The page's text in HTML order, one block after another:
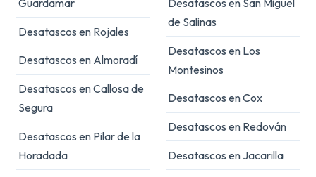
Desatascos en Rojales
Desatascos en Almoradí
Desatascos en Callosa de
Segura
Desatascos en Pilar de la
Horadada
de Salinas
Desatascos en Los
Montesinos
Desatascos en Cox
Desatascos en Redován
Desatascos en Jacarilla